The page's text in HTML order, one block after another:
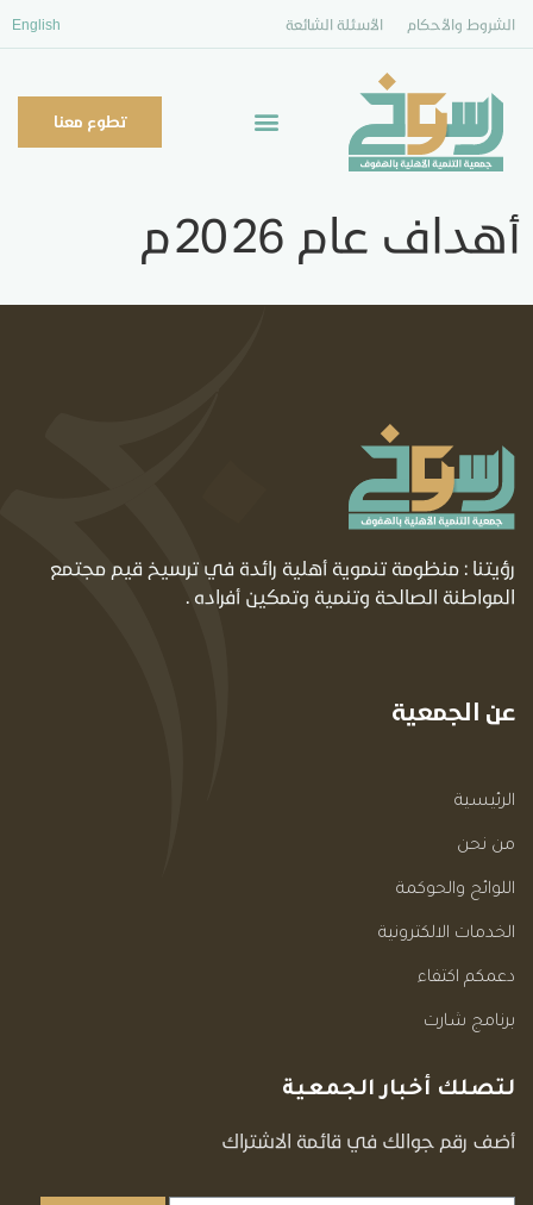
الشروط والأحكام الأسئلة الشائعة English
تطوع معنا
أهداف عام 2026م
رؤيتنا : منظومة تنموية أهلية رائدة في ترسيخ قيم مجتمع
المواطنة الصالحة وتنمية وتمكين أفراده .
عن الجمعية
الرئيسية
من نحن
اللوائح والحوكمة
الخدمات الالكترونية
دعمكم اكتفاء
برنامج شارت
لتصلك أخبار الجمعية
أضف رقم جوالك في قائمة الاشتراك